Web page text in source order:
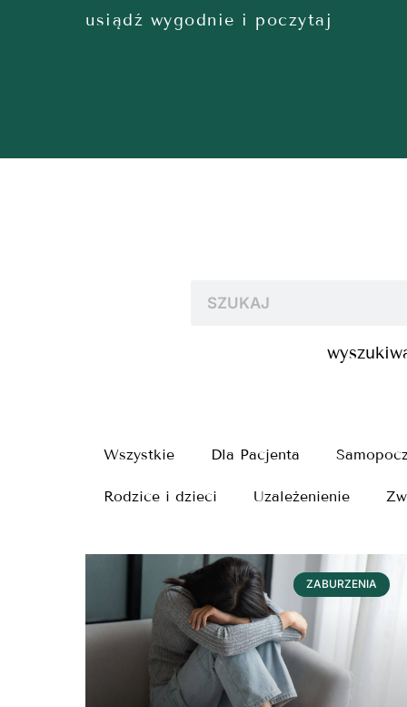
usiądź wygodnie i poczytaj
Wszystkie Dla Pacjenta
Rodzice i dzieci Uzależenienie
ZABURZENIA